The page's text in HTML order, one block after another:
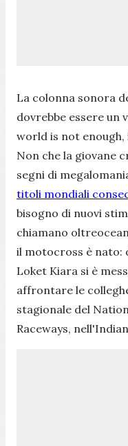
La colonna sonora
dovrebbe essere un
world is not enough,
Non che la giovane
segni di
titoli mondiali
bisogno di nuovi
chiamano
il motocross è nato:
Loket Kiara si è
affrontare le
stagionale del
Raceways,